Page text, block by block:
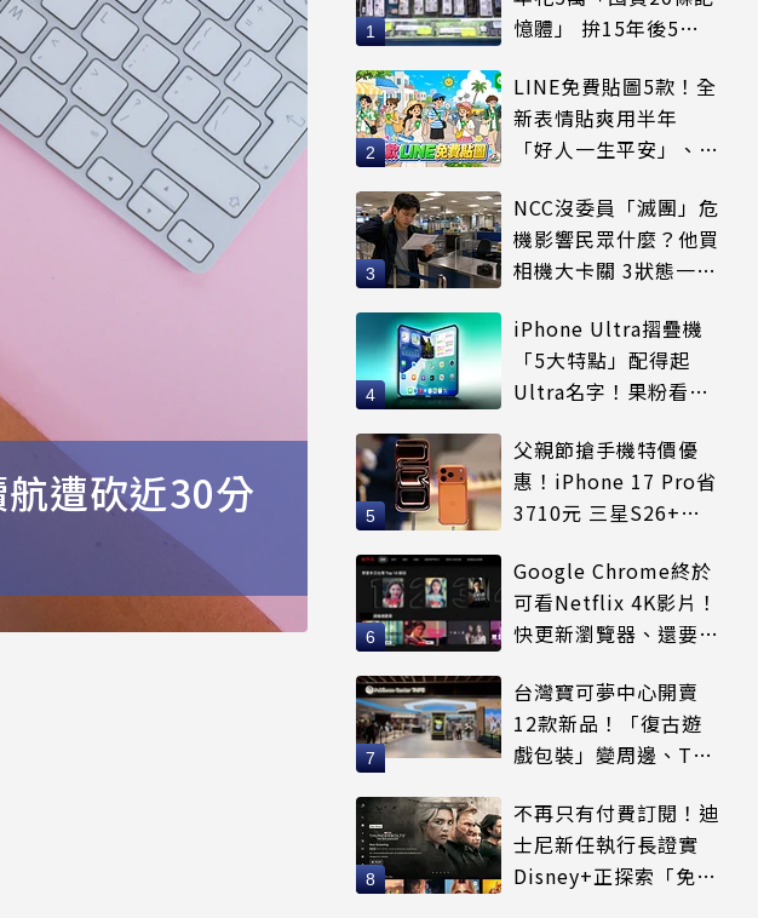
遭砍近30分
憶體」 拚15年後5倍
LINE免費貼圖5款！全
新表情貼爽用半年
「好人一生平安」、
NCC沒委員「滅團」危
機影響民眾什麼？他買
相機大卡關 3狀態一同
iPhone Ultra摺疊機
「5大特點」配得起
Ultra名字！果粉看完
父親節搶手機特價優
惠！iPhone 17 Pro省
3710元 三星S26+狂
Google Chrome終於
可看Netflix 4K影片！
快更新瀏覽器、還要符
台灣寶可夢中心開賣
12款新品！「復古遊
戲包裝」變周邊、T恤
不再只有付費訂閱！迪
士尼新任執行長證實
Disney+正探索「免費